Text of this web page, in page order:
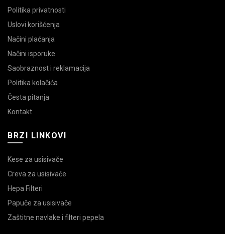
Politika privatnosti
Uslovi korišćenja
Načini plaćanja
Načini isporuke
Saobraznost i reklamacija
Politika kolačića
Česta pitanja
Kontakt
BRZI LINKOVI
Kese za usisivače
Creva za usisivače
Hepa Filteri
Papuče za usisivače
Zaštitne navlake i filteri pepela